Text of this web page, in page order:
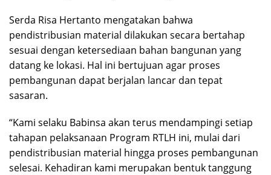
Serda Risa Hertanto mengatakan bahwa
pendistribusian material dilakukan secara bertahap
sesuai dengan ketersediaan bahan bangunan yang
datang ke lokasi. Hal ini bertujuan agar proses
pembangunan dapat berjalan lancar dan tepat
sasaran.
“Kami selaku Babinsa akan terus mendampingi setiap
tahapan pelaksanaan Program RTLH ini, mulai dari
pendistribusian material hingga proses pembangunan
selesai. Kehadiran kami merupakan bentuk tanggung